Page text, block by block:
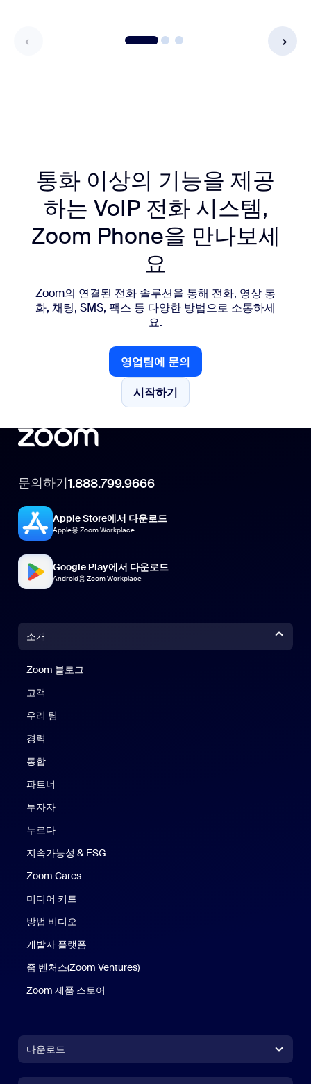
통화 이상의 기능을 제공
하는 VoIP 전화 시스템,
Zoom Phone을 만나보세
요
Zoom의 연결된 전화 솔루션을 통해 전화, 영상 통
화, 채팅, SMS, 팩스 등 다양한 방법으로 소통하세
요.
영업팀에 문의
영업팀에 문의
시작하기
시작하기
문의하기1.888.799.9666
Apple Store에서 다운로드
Apple용 Zoom Workplace
Google Play에서 다운로드
Android용 Zoom Workplace
소개
Zoom 블로그
고객
우리 팀
경력
통합
파트너
투자자
누르다
지속가능성 & ESG
Zoom Cares
미디어 키트
방법 비디오
개발자 플랫폼
줌 벤처스(Zoom Ventures)
Zoom 제품 스토어
다운로드